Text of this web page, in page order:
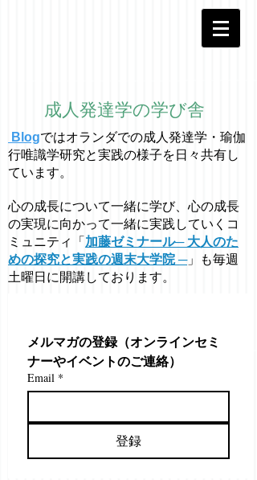
成人発達学の学び舎
Blogではオラ ンダでの成人発達学・ 瑜伽
行唯識学研究と実践の様子を日々共有し
ています。
心の成長について一緒に学び、心の成長
の実現に向かって一緒に実践していくコ
ミュニティ「 加藤ゼミナール─ 大人のた
めの探究と実践の週末大学院 ─」も毎週
土曜日に開講しております。
メルマガの登録（オンラインセミ
ナーやイベントのご連絡）
Email *
登録